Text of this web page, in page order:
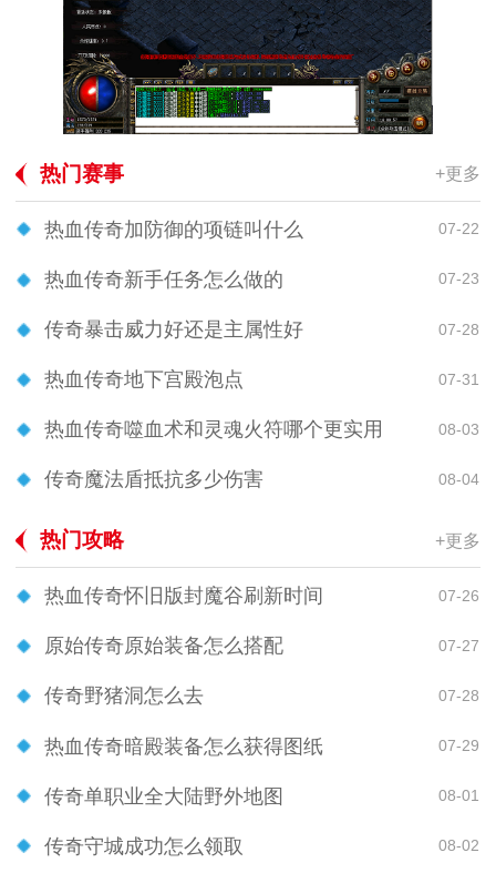
热门赛事 +更多
热血传奇加防御的项链叫什么 07-22
热血传奇新手任务怎么做的 07-23
传奇暴击威力好还是主属性好 07-28
热血传奇地下宫殿泡点 07-31
热血传奇噬血术和灵魂火符哪个更实用 08-03
传奇魔法盾抵抗多少伤害 08-04
热门攻略 +更多
热血传奇怀旧版封魔谷刷新时间 07-26
原始传奇原始装备怎么搭配 07-27
传奇野猪洞怎么去 07-28
热血传奇暗殿装备怎么获得图纸 07-29
传奇单职业全大陆野外地图 08-01
传奇守城成功怎么领取 08-02